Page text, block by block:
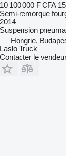
10 100 000 F CFA
Semi-remorque
2014
Suspension
Hongrie,
Laslo Truck
Contacter le vendeur